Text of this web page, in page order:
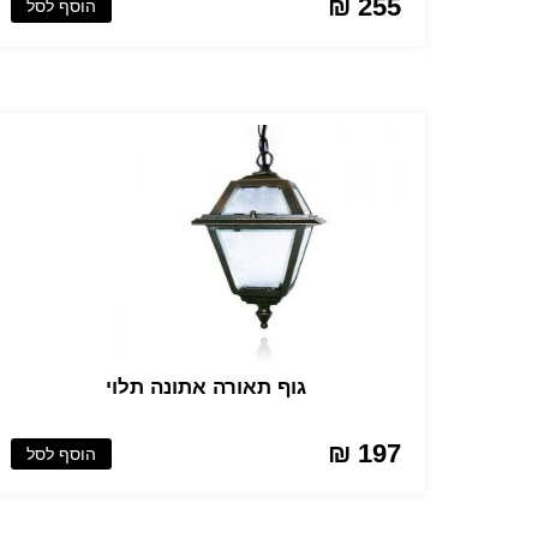
255 ₪ הוסף לסל
גוף תאורה אתונה תלוי
197 ₪ הוסף לסל